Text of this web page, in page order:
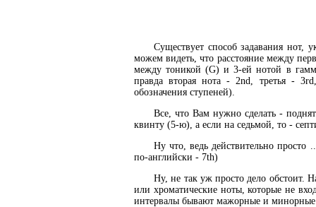
Существует способ задавания
можем видеть, что расстояние между
между тоникой (G) и 3-ей нотой в
правда вторая нота - 2nd, третья -
обозначения ступеней).
Все, что Вам нужно сделать -
квинту (5-ю), а если на седьмой, то -
Ну что, ведь действительно
по-английски - 7th)
Ну, не так уж просто дело
или хроматические ноты, которые не
интервалы бывают мажорные и